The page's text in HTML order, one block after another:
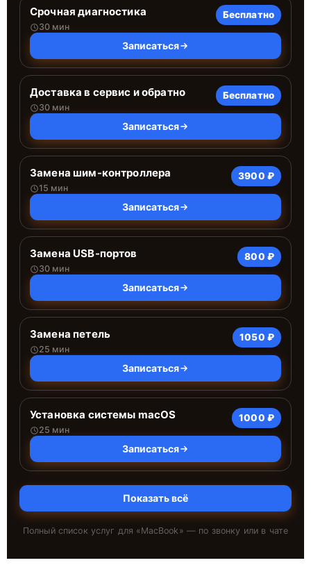
Срочная диагностика
30 мин
Бесплатно
Записаться
Доставка в сервис и обратно
30 мин
Бесплатно
Записаться
Замена шим-контроллера
15 мин
3900 ₽
Записаться
Замена USB-портов
30 мин
800 ₽
Записаться
Замена петель
25 мин
1050 ₽
Записаться
Установка системы macOS
25 мин
1000 ₽
Записаться
Показать всё
Полный список услуг для «MacBook » — по звонку или в чате